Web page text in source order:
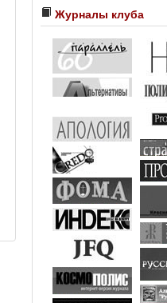
Журналы клуба